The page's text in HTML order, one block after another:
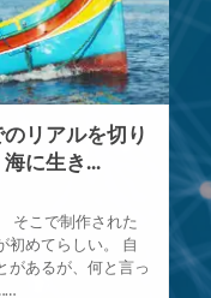
リアルを切り
に生き...
そこで制作された
初めてらしい。 自
があるが、何と言っ